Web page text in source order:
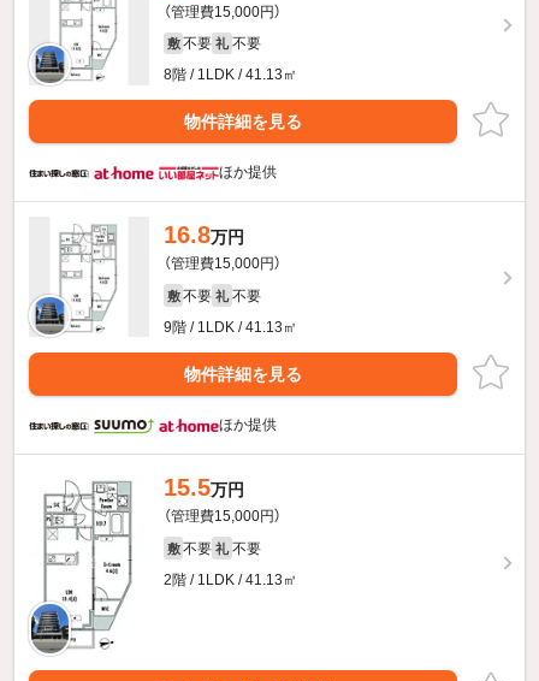
（管理費15,000円）
敷 不要 礼 不要
8階 / 1LDK / 41.13㎡
物件詳細を見る
ほか提供
16.8万円
（管理費15,000円）
敷 不要 礼 不要
9階 / 1LDK / 41.13㎡
物件詳細を見る
ほか提供
15.5万円
（管理費15,000円）
敷 不要 礼 不要
2階 / 1LDK / 41.13㎡